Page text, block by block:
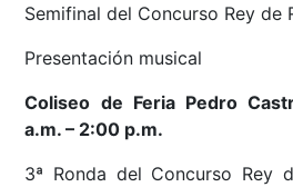
Semifinal del Concurso Rey de
Presentación musical
Coliseo de Feria Pedro
a.m. – 2:00 p.m.
3ª Ronda del Concurso Rey